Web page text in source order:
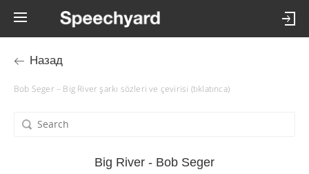
Назад
Bob Seger – Big River şarkı sözleri ve çevirisi (tıklatınca)
Big River - Bob Seger